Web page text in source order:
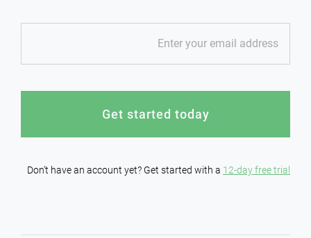
Get started today
Don’t have an account yet? Get started with a 12-day free trial